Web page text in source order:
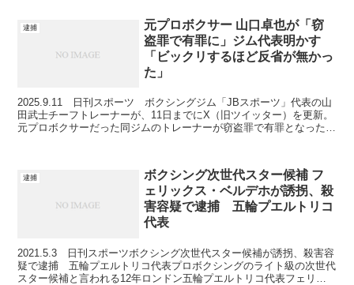
逮捕
元プロボクサー 山口卓也が「窃
盗罪で有罪に」ジム代表明かす
「ビックリするほど反省が無かっ
た」
2025.9.11 日刊スポーツ ボクシングジム「JBスポーツ」代表の山
田武士チーフトレーナーが、11日までにX（旧ツイッター）を更新。
元プロボクサーだった同ジムのトレーナーが窃盗罪で有罪となったこ
逮捕
ボクシング次世代スター候補 フ
ェリックス・ベルデホが誘拐、殺
害容疑で逮捕 五輪プエルトリコ
代表
2021.5.3 日刊スポーツボクシング次世代スター候補が誘拐、殺害容
疑で逮捕 五輪プエルトリコ代表プロボクシングのライト級の次世代
スター候補と言われる12年ロンドン五輪プエルトリコ代表フェリッ